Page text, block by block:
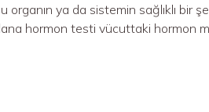
ya da sistemin sağlıklı bir
hormon testi vücuttaki hormon